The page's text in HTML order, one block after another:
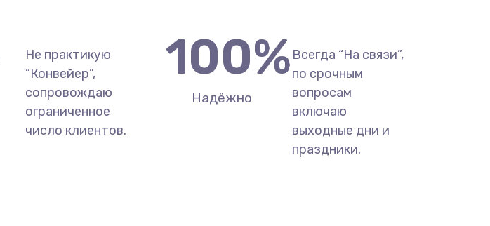
Не практикую
“Конвейер”,
сопровождаю
ограниченное
число клиентов.
100%
Надёжно
Всегда “На связи”,
по срочным
вопросам
включаю
выходные дни и
праздники.